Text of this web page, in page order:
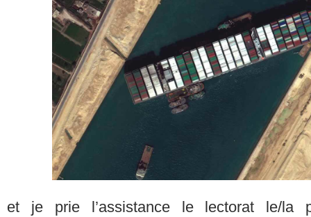
et je prie l’assistance le lectorat le/la